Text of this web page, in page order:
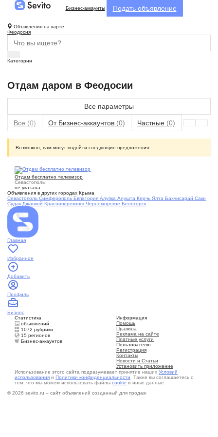
Бизнес-аккаунты Подать объявление
Объявления на карте
Феодосия
Категории
Отдам даром в Феодосии
Все параметры
Все (0) От Бизнес-аккаунтов (0) Частные (0)
Возможно, вам могут подойти следующие предложения:
Отдам бесплатно телевизор
Севастополь
не указана
Объявления в других городах Крыма
Севастополь Симферополь Евпатория Алупка Алушта Керчь Ялта Бахчисарай Саки
Судак Джанкой Красноперекопск Черноморское Белогорск
Главная
Избранное
Добавить
Профиль
Бизнес
Статистика
объявлений
1072 рубрики
15 регионов
Бизнес-аккаунтов
Информация
Помощь
Правила
Реклама на сайте
Платные услуги
Пользователю
Регистрация
Контакты
Новости и Статьи
Установить приложение
Использование этого сайта подразумевает принятие наших Условий
использования и Политики конфиденциальности . Также вы соглашаетесь с
тем, что мы можем использовать файлы cookie и иные данные.
© 2026 sevito.ru – сайт объявлений созданный для продаж